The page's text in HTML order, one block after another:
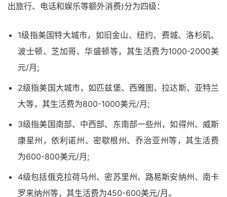
出旅行、电话和娱乐等额外消费)分为四级：
1级指美国特大城市，如旧金山、纽约、费城、洛杉矶、
波士顿、芝加哥、华盛顿等，其生活费为1000-2000美
元/月;
2级指美国大城市，如匹兹堡、西雅图、拉达斯、亚特兰
大等，其生活费为800-1000美元/月;
3级指美国南部、中西部、东南部一些州，如得州、威斯
康星州，依利诺州、密歇根州、乔治亚州等，其生活费
为600-800美元/月;
4级包括俄克拉荷马州、密苏里州、路易斯安纳州、南卡
罗来纳州等，其生活费为450-600美元/月。